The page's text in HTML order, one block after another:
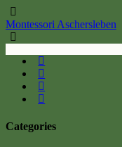
Montessori Aschersleben
Categories